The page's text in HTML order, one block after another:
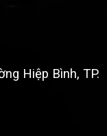
Hiệp Bình, TP.